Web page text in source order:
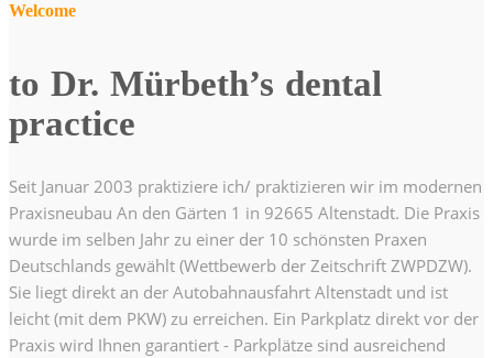
Welcome
to Dr. Mürbeth’s dental
practice
Seit Januar 2003 praktiziere ich/ praktizieren wir im modernen
Praxisneubau An den Gärten 1 in 92665 Altenstadt. Die Praxis
wurde im selben Jahr zu einer der 10 schönsten Praxen
Deutschlands gewählt (Wettbewerb der Zeitschrift ZWPDZW).
Sie liegt direkt an der Autobahnausfahrt Altenstadt und ist
leicht (mit dem PKW) zu erreichen. Ein Parkplatz direkt vor der
Praxis wird Ihnen garantiert - Parkplätze sind ausreichend